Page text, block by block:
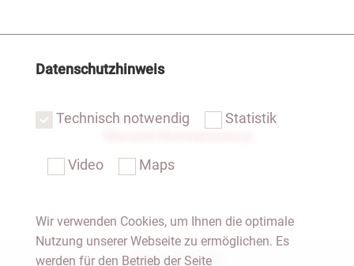
Notar Dresden
Datenschutzhinweis
Technisch notwendig Statistik
Video Maps
Wir verwenden Cookies, um Ihnen die optimale
Nutzung unserer Webseite zu ermöglichen. Es
werden für den Betrieb der Seite